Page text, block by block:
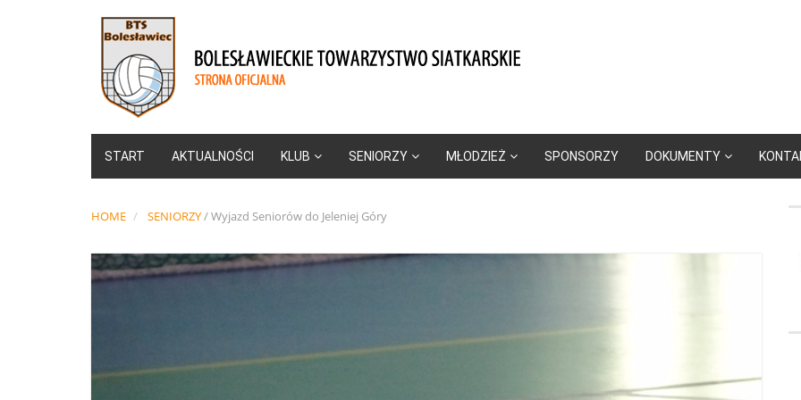
START AKTUALNOŚCI KLUB SENIORZY MŁODZIEŻ SPONSORZY DOKUMENTY
HOME SENIORZY/Wyjazd Seniorów do Jeleniej Góry